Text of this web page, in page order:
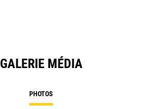
GALERIE MÉDIA
PHOTOS